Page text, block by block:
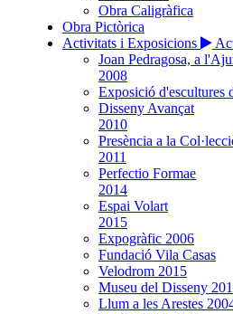
Obra Caligràfica
Obra Pictòrica
Activitats i Exposicions
Joan Pedragosa, a
2008
Exposició d'escultures
Disseny Avançat
2010
Presència a la
2011
Perfectio Formae
2014
Espai Volart
2015
Expogràfic 2006
Fundació Vila Casas
Velodrom 2015
Museu del Disseny
Llum a les Arestes